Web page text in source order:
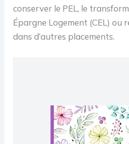
conserver le PEL, le
Épargne Logement (CEL) ou
dans d’autres placements.